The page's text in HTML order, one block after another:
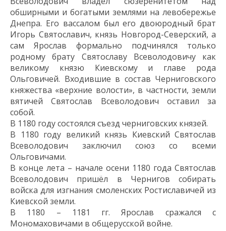
обширными и богатыми землями на левобережье
Днепра. Его вассалом былегодвоюродный брат
Игорь Святославич, князь Новгород-Северский, а
сам Ярослав формально подчинялся только
родному брату СвятославуВсеволодовичу как
великому князю Киевскому и главе рода
Ольговичей. Входившие в состав Черниговского
княжества «верхние волости», в частности, земли
вятичейСвятослав Всеволодович оставил за
собой.
В 1180 годусостоялся съезд черниговских князей.
В 1180 году великий князь Киевский Святослав
Всеволодович заключил союз со всеми
Ольговичами.
В конце лета – начале осени 1180 года Святослав
Всеволодович пришёл в Чернигов собирать
войска для изгнания смоленских Ростиславичей из
Киевской земли.
В 1180 – 1181 гг. Ярослав сражался с
Мономаховичами в общерусской войне.